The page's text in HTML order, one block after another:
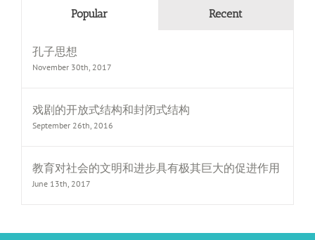
Popular Recent
孔子思想
November 30th, 2017
戏剧的开放式结构和封闭式结构
September 26th, 2016
教育对社会的文明和进步具有极其巨大的促进作用
June 13th, 2017